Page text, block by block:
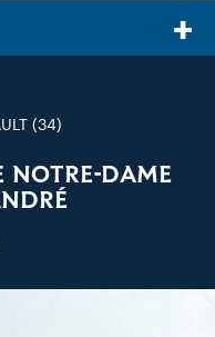
(34)
NOTRE-DAME